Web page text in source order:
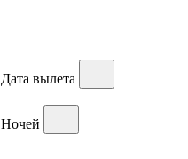
Дата вылета
Ночей